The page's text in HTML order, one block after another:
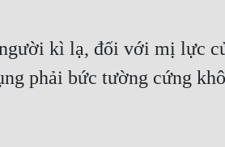
kì lạ, đối với mị lực
phải bức tường cứng